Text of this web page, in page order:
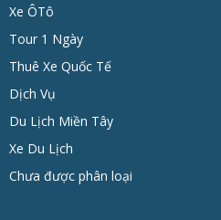
Xe ÔTô
Tour 1 Ngày
Thuê Xe Quốc Tế
Dịch Vụ
Du Lịch Miền Tây
Xe Du Lịch
Chưa được phân loại